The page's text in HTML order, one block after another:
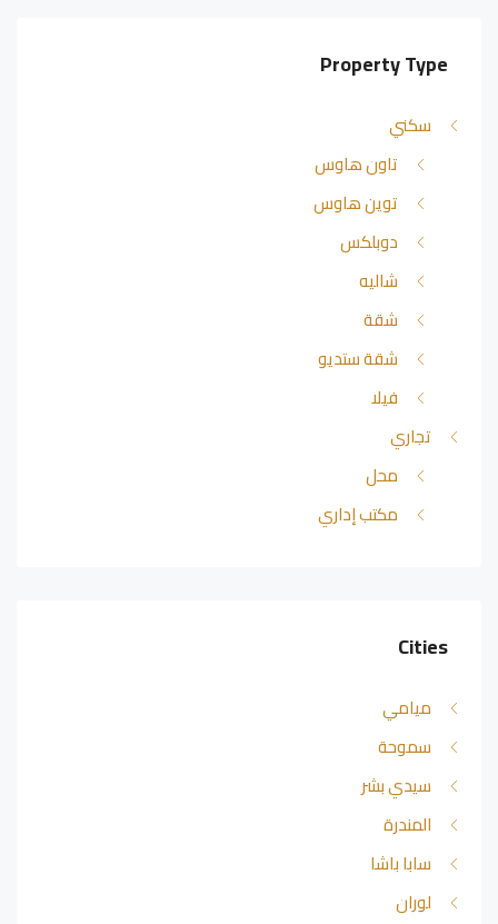
Property Type
سكني
تاون هاوس
توين هاوس
دوبلكس
شاليه
شقة
شقة ستديو
فيلا
تجاري
محل
مكتب إداري
Cities
ميامي
سموحة
سيدي بشر
المندرة
سابا باشا
لوران